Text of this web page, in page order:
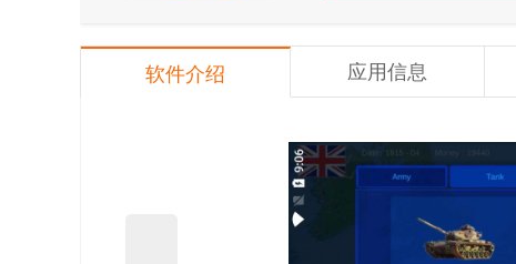
软件介绍 应用信息